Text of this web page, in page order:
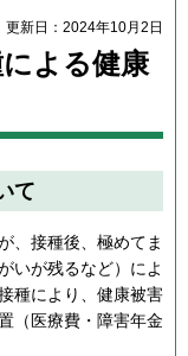
更新日：2024年10月2日
よる健康
て
、接種後、極めてま
いが残るなど）によ
種により、健康被害
（医療費・障害年金